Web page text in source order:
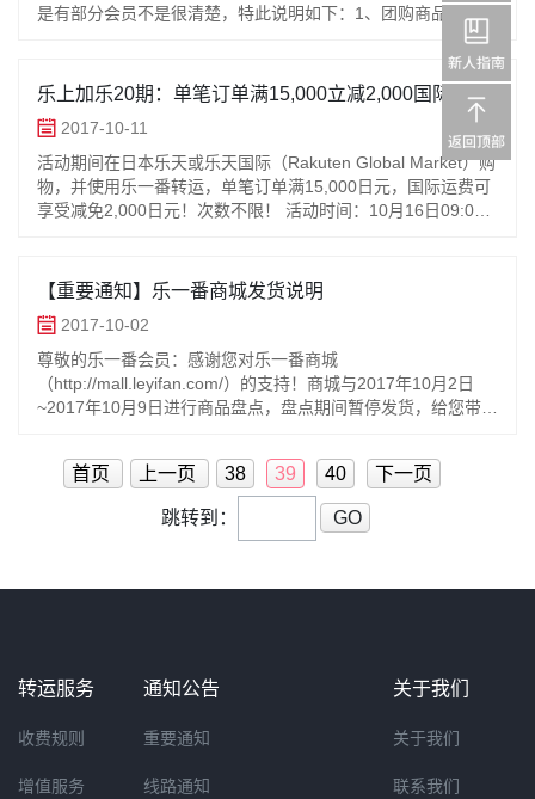
是有部分会员不是很清楚，特此说明如下：1、团购商品请单独
下单，不支持和其他非团购商品混合下单举例：可以一个订单
乐上加乐20期：单笔订单满15,000立减2,000国际运
费！2017-10-11
活动期间在日本乐天或乐天国际（Rakuten Global Market）购
物，并使用乐一番转运，单笔订单满15,000日元，国际运费可
享受减免2,000日元！次数不限！ 活动时间：10月16日09:00
【重要通知】乐一番商城发货说明
2017-10-02
尊敬的乐一番会员：感谢您对乐一番商城
（http://mall.leyifan.com/）的支持！商城与2017年10月2日
~2017年10月9日进行商品盘点，盘点期间暂停发货，给您带来
首页 上一页 38 39 40 下一页
跳转到： GO
转运服务
收费规则
增值服务
通知公告
重要通知
线路通知
关于我们
关于我们
联系我们